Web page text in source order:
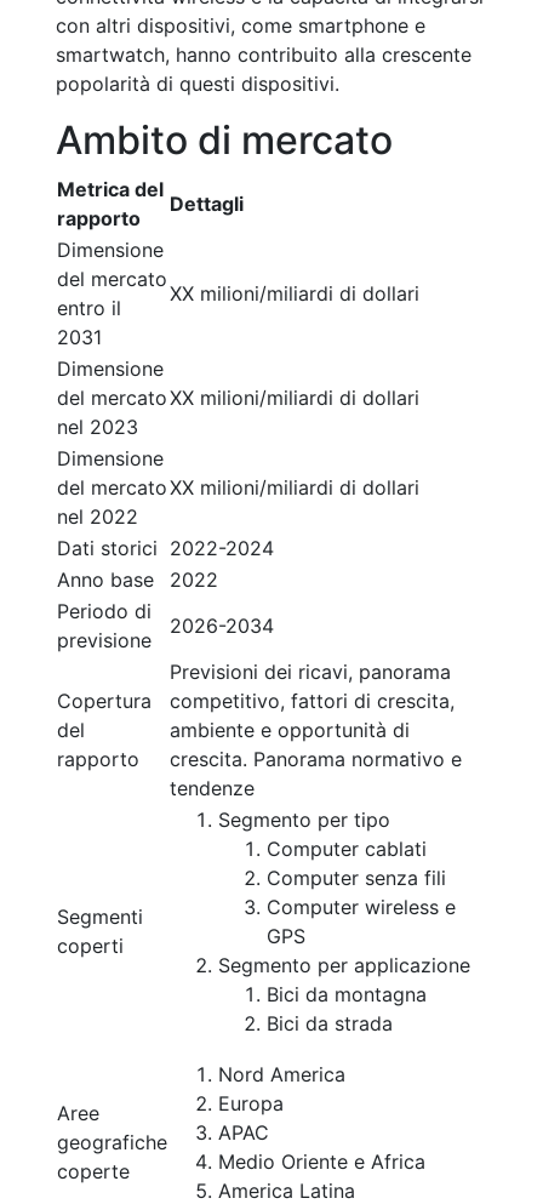
con altri dispositivi, come smartphone e
smartwatch, hanno contribuito alla crescente
popolarità di questi dispositivi.
Ambito di mercato
Metrica del
rapporto
Dettagli
Dimensione
del mercato
entro il
2031
XX milioni/miliardi di dollari
Dimensione
del mercato
nel 2023
XX milioni/miliardi di dollari
Dimensione
del mercato
nel 2022
XX milioni/miliardi di dollari
Dati storici 2022-2024
Anno base
2022
Periodo di
previsione
2026-2034
Copertura
del
rapporto
Previsioni dei ricavi, panorama
competitivo, fattori di crescita,
ambiente e opportunità di
crescita. Panorama normativo e
tendenze
Segmenti
coperti
Segmento per tipo
Computer cablati
Computer senza fili
Computer wireless e
GPS
Segmento per applicazione
Bici da montagna
Bici da strada
Aree
geografiche
coperte
Nord America
Europa
APAC
Medio Oriente e Africa
America Latina